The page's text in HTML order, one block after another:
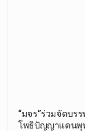
“มจร”ร่วมจัดบร
โพธิปัญญาแดนพุ